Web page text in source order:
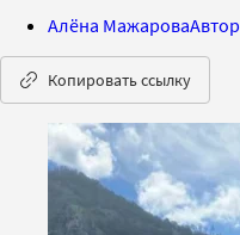
Алёна МажароваАвтор
Копировать ссылку